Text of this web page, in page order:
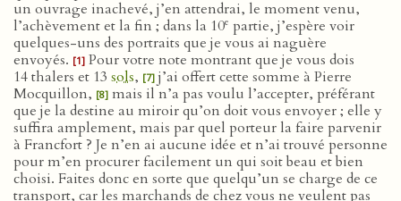
un ouvrage inachevé, j’en attendrai, le moment venu,
l’achèvement et la fin ; dans la 10e partie, j’espère voir
quelques-uns des portraits que je vous ai naguère
envoyés. [1] Pour votre note montrant que je vous dois
14 thalers et 13 sols, [7] j’ai offert cette somme à Pierre
Mocquillon, [8] mais il n’a pas voulu l’accepter, préférant
que je la destine au miroir qu’on doit vous envoyer ; elle y
suffira amplement, mais par quel porteur la faire parvenir
à Francfort ? Je n’en ai aucune idée et n’ai trouvé personne
pour m’en procurer facilement un qui soit beau et bien
choisi. Faites donc en sorte que quelqu’un se charge de ce
transport, car les marchands de chez vous ne veulent pas